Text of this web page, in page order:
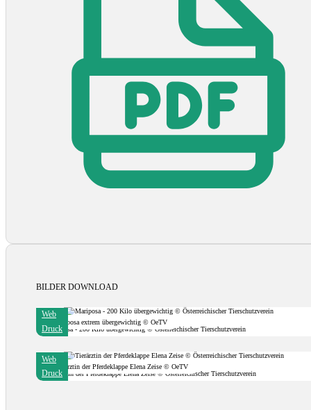
BILDER DOWNLOAD
Mariposa extrem übergewichtig © OeTV
Web
Druck
Tierärztin der Pferdeklappe Elena Zeise © OeTV
Web
Druck